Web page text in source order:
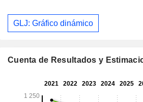
GLJ: Gráfico dinámico
Cuenta de Resultados y